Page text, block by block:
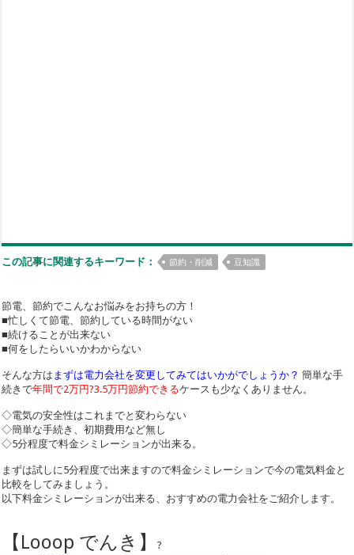
この記事に関連するキーワード： 節約・削減 豆知識
節電、節約でこんなお悩みをお持ちの方！
■忙しくて節電、節約している時間がない
■続けることが出来ない
■何をしたらいいかわからない
そんな方は まずは電力会社を変更してみてはいかがでしょうか？ 簡単な手
続きで年間で2万円?3.5万円節約できるケースも少なくありません。
◇電気の安全性はこれまでと変わらない
◇簡単な手続き、初期費用など無し
◇5分程度で料金シミレーションが出来る。
まずは試しに5分程度で出来ますので料金シミレーションで今の電気料金と
比較をしてみましょう。
以下料金シミレーションが出来る、おすすめの電力会社をご紹介します。
【Looop でんき】?